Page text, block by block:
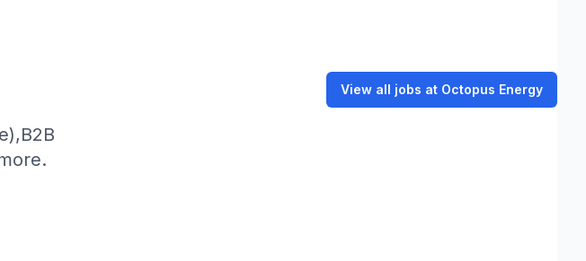
View all jobs at Octopus Energy